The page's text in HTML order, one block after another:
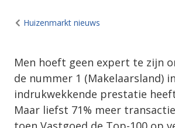
Huizenmarkt nieuws
Men hoeft geen expert te zijn
de nummer 1 (Makelaarsland)
indrukwekkende prestatie
Maar liefst 71% meer